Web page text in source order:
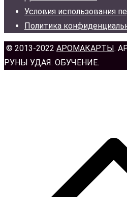
Условия использования
Политика
© 2013-2022 АРОМАКАРТЫ .
РУНЫ УДАЯ. ОБУЧЕНИЕ.